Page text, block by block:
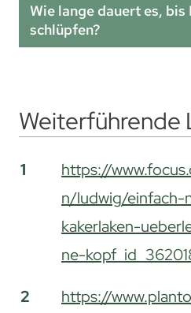
Wie lange dauert es, bis
schlüpfen?
Weiterführende
Weiterführende Links
1
https://
n/ludwig/einfach-
kakerlaken-
ne-
2
https://